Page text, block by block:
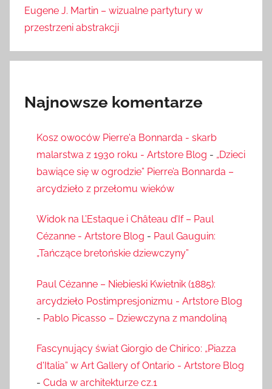
Eugene J. Martin – wizualne partytury w
przestrzeni abstrakcji
Najnowsze komentarze
Kosz owoców Pierre'a Bonnarda - skarb
malarstwa z 1930 roku - Artstore Blog - „Dzieci
bawiące się w ogrodzie” Pierre’a Bonnarda –
arcydzieło z przełomu wieków
Widok na L’Estaque i Château d’If – Paul
Cézanne - Artstore Blog - Paul Gauguin:
„Tańczące bretońskie dziewczyny”
Paul Cézanne – Niebieski Kwietnik (1885):
arcydzieło Postimpresjonizmu - Artstore Blog
- Pablo Picasso – Dziewczyna z mandoliną
Fascynujący świat Giorgio de Chirico: „Piazza
d'Italia” w Art Gallery of Ontario - Artstore Blog
- Cuda w architekturze cz.1